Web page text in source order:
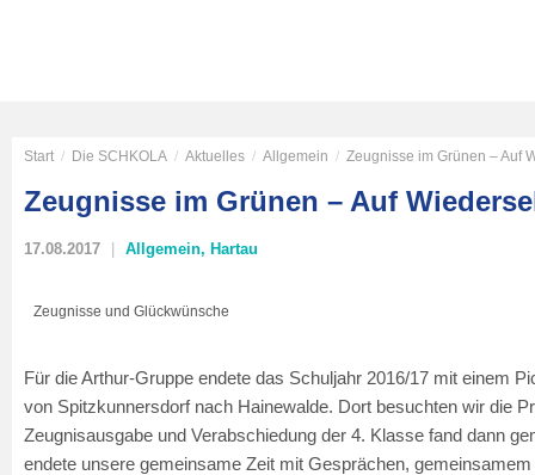
Start / Die SCHKOLA / Aktuelles / Allgemein / Zeugnisse im Grünen – Auf
Zeugnisse im Grünen – Auf
17.08.2017 Allgemein, Hartau
Zeugnisse und Glückwünsche
Für die Arthur-Gruppe endete das Schuljahr 2016/17 mit einem
von Spitzkunnersdorf nach Hainewalde. Dort besuchten wir die
Zeugnisausgabe und Verabschiedung der 4. Klasse fand dann
endete unsere gemeinsame Zeit mit Gesprächen,